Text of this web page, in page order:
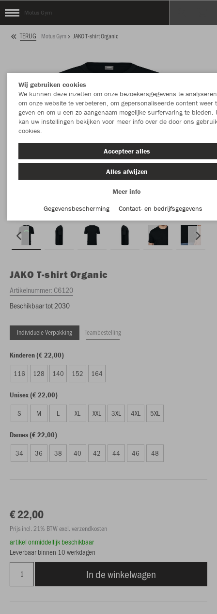
Motus Gym
TERUG Motus Gym JAKO T-shirt Organic
JAKO T-shirt Organic
Artikelnummer: C6120
Beschikbaar tot 2030
Individuele Verpakking Teambestelling
Kinderen (€ 22,00)
116 128 140 152 164
Unisex (€ 22,00)
S M L XL XXL 3XL 4XL 5XL
Dames (€ 22,00)
34 36 38 40 42 44 46 48
€ 22,00
Prijs incl. 21% BTW excl. verzendkosten
artikel onmiddellijk beschikbaar
Leverbaar binnen 10 werkdagen
In de winkelwagen
Wij gebruiken cookies
We kunnen deze inzetten om onze bezoekersgegevens te
om onze website te verbeteren, om gepersonaliseerde content weer
geven en om u een zo aangenaam mogelijke surfervaring te bieden.
kan uw instellingen bekijken voor meer info over de door ons
cookies.
Accepteer alles
Alles afwijzen
Meer info
Gegevensbescherming
Contact- en bedrijfsgegevens